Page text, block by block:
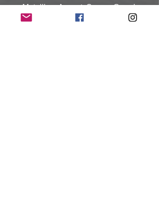
Metallica, Accept, Saxon, Grand
Magus, Nevermore und Slayer an.